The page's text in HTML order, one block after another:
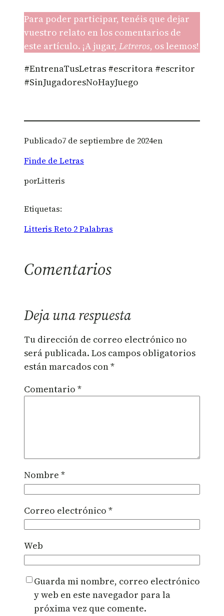
Para poder participar, tenéis que dejar
vuestro relato en los comentarios de
este artículo. ¡A jugar, Letreros, os leemos!
#EntrenaTusLetras #escritora #escritor
#SinJugadoresNoHayJuego
Publicado7 de septiembre de 2024en
Finde de Letras
porLitteris
Etiquetas:
Litteris Reto 2 Palabras
Comentarios
Deja una respuesta
Tu dirección de correo electrónico no
será publicada. Los campos obligatorios
están marcados con*
Comentario *
Nombre *
Correo electrónico *
Web
Guarda mi nombre, correo electrónico
y web en este navegador para la
próxima vez que comente.